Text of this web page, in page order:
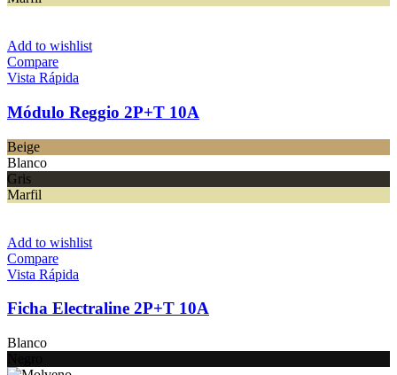
Add to wishlist
Compare
Vista Rápida
Módulo Reggio 2P+T 10A
Beige
Blanco
Gris
Marfil
Add to wishlist
Compare
Vista Rápida
Ficha Electraline 2P+T 10A
Blanco